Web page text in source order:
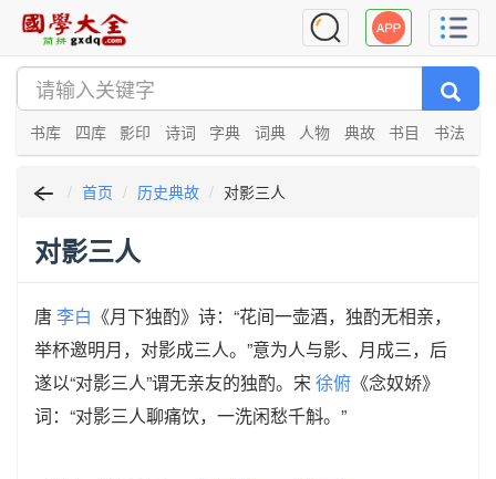
书库 四库 影印 诗词 字典 词典 人物 典故 书目 书法
首页 历史典故 对影三人
对影三人
唐 李白 《月下独酌》诗：“花间一壶酒，独酌无相亲，
举杯邀明月，对影成三人。”意为人与影、月成三，后
遂以“对影三人”谓无亲友的独酌。宋徐俯 《念奴娇》
词：“对影三人聊痛饮，一洗闲愁千斛。”